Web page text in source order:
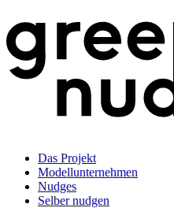
Das Projekt
Modellunternehmen
Nudges
Selber nudgen